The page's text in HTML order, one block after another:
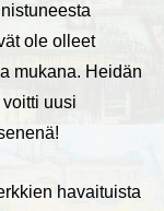
ole olleet
mukana. Heidän
uusi
havaituista